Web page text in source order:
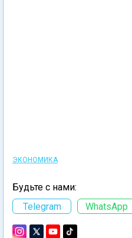
ЭКОНОМИКА
Будьте с нами:
Telegram
WhatsApp